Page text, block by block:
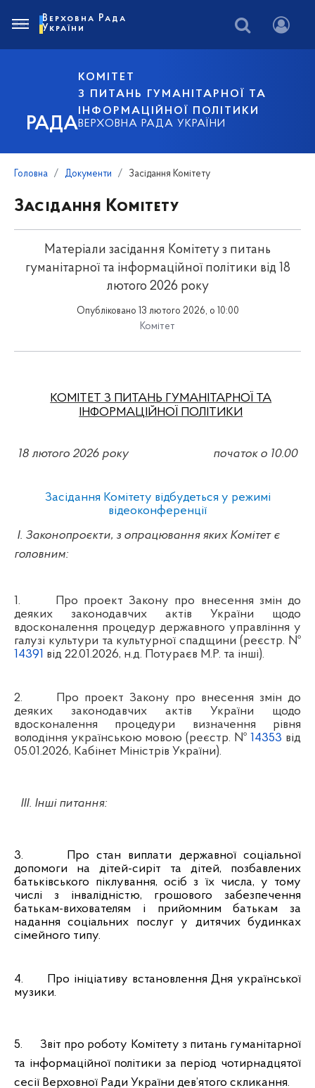
РАДА
КОМІТЕТ
З ПИТАНЬ ГУМАНІТАРНОЇ ТА
ІНФОРМАЦІЙНОЇ ПОЛІТИКИ
ВЕРХОВНА РАДА УКРАЇНИ
Верховна Рада
України
Головна Документи Засідання Комітету
Засідання Комітету
Матеріали засідання Комітету з питань
гуманітарної та інформаційної політики від 18
лютого 2026 року
Опубліковано 13 лютого 2026, о 10:00
Комітет
КОМІТЕТ З ПИТАНЬ ГУМАНІТАРНОЇ ТА
ІНФОРМАЦІЙНОЇ ПОЛІТИКИ
18 лютого 2026 року початок о 10.00
Засідання Комітету відбудеться у режимі
відеоконференції
І. Законопроєкти, з опрацювання яких Комітет є
головним:
1.
Про проект Закону про внесення змін до
деяких законодавчих актів України щодо
вдосконалення процедур державного управління у
галузі культури та культурної спадщини (реєстр. №
14391 від 22.01.2026, н.д. Потураєв М.Р. та інші).
2.
Про проект Закону про внесення змін до
деяких законодавчих актів України щодо
вдосконалення процедури визначення рівня
володіння українською мовою (реєстр. №14353 від
05.01.2026, Кабінет Міністрів України).
ІІІ. Інші питання:
3.
Про стан виплати державної соціальної
допомоги на дітей-сиріт та дітей, позбавлених
батьківського піклування, осіб з їх числа, у тому
числі з інвалідністю, грошового забезпечення
батькам-вихователям і прийомним батькам за
надання соціальних послуг у дитячих будинках
сімейного типу.
4.
Про ініціативу встановлення Дня української
музики.
5.
Звіт про роботу Комітету з питань гуманітарної
та інформаційної політики за період чотирнадцятої
сесії Верховної Ради України дев’ятого скликання.